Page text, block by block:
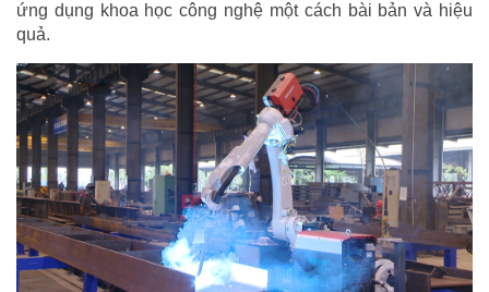
ứng dụng khoa học công nghệ một cách bài bản và hiệu
quả.